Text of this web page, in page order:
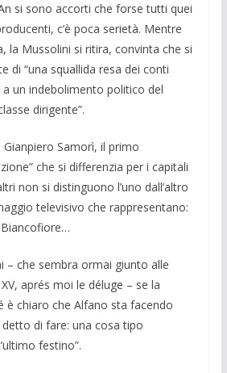
si sono accorti che forse tutti quei
c’è poca serietà. Mentre
la Mussolini si ritira, convinta che si
di “una squallida resa dei conti
un indebolimento politico del
dirigente”.
Samorì, il primo
che si differenzia per i capitali
non si distinguono l’uno dall’altro
tele­visivo che rappresentano:
Biancofiore…
– che sembra or­mai giunto alle
aprés moi le déluge – se la
è chiaro che Alfano sta facendo
di fare: una cosa tipo
fe­stino”.